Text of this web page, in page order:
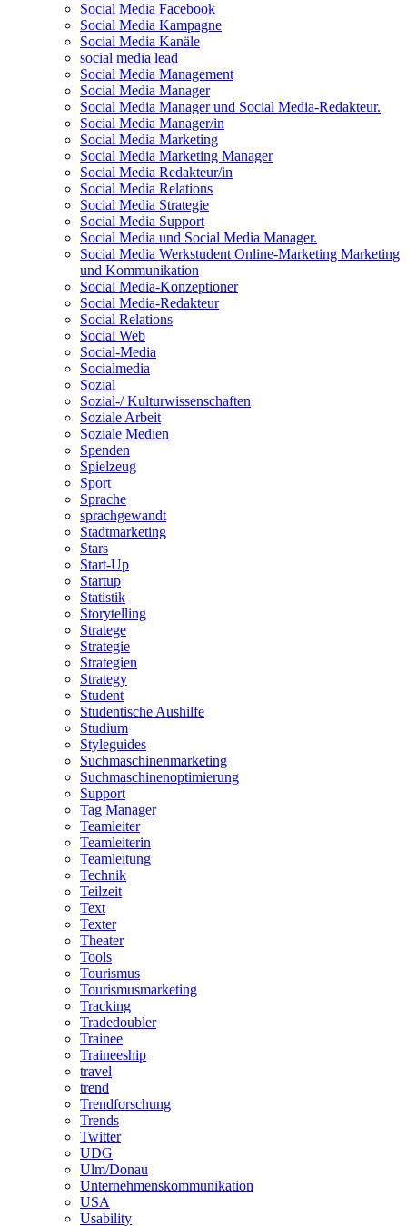
Social Media Facebook
Social Media Kampagne
Social Media Kanäle
social media lead
Social Media Management
Social Media Manager
Social Media Manager und Social Media-Redakteur.
Social Media Manager/in
Social Media Marketing
Social Media Marketing Manager
Social Media Redakteur/in
Social Media Relations
Social Media Strategie
Social Media Support
Social Media und Social Media Manager.
Social Media Werkstudent Online-Marketing Marketing
und Kommunikation
Social Media-Konzeptioner
Social Media-Redakteur
Social Relations
Social Web
Social-Media
Socialmedia
Sozial
Sozial-/ Kulturwissenschaften
Soziale Arbeit
Soziale Medien
Spenden
Spielzeug
Sport
Sprache
sprachgewandt
Stadtmarketing
Stars
Start-Up
Startup
Statistik
Storytelling
Stratege
Strategie
Strategien
Strategy
Student
Studentische Aushilfe
Studium
Styleguides
Suchmaschinenmarketing
Suchmaschinenoptimierung
Support
Tag Manager
Teamleiter
Teamleiterin
Teamleitung
Technik
Teilzeit
Text
Texter
Theater
Tools
Tourismus
Tourismusmarketing
Tracking
Tradedoubler
Trainee
Traineeship
travel
trend
Trendforschung
Trends
Twitter
UDG
Ulm/Donau
Unternehmenskommunikation
USA
Usability